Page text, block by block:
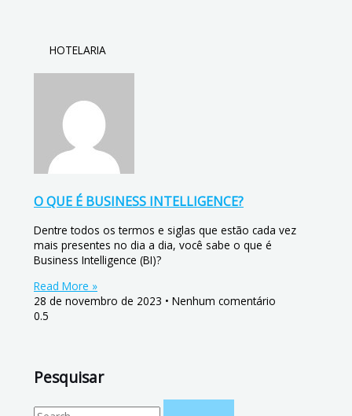
HOTELARIA
O QUE É BUSINESS INTELLIGENCE?
Dentre todos os termos e siglas que estão cada vez
mais presentes no dia a dia, você sabe o que é
Business Intelligence (BI)?
Read More »
28 de novembro de 2023
Nenhum comentário
Pesquisar